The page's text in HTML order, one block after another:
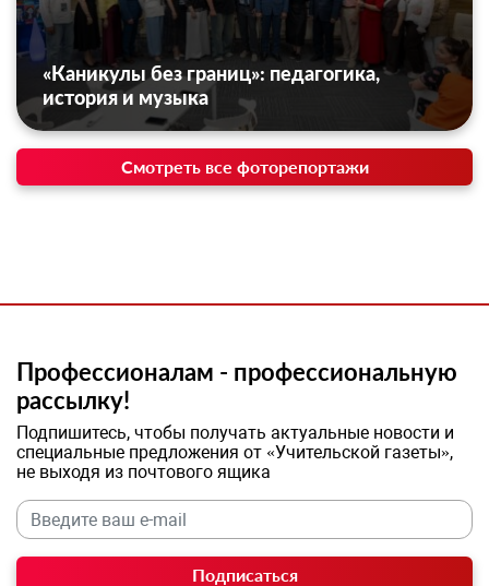
«Каникулы без границ»: педагогика,
история и музыка
Смотреть все фоторепортажи
Профессионалам - профессиональную
рассылку!
Подпишитесь, чтобы получать актуальные новости и
специальные предложения от «Учительской газеты»,
не выходя из почтового ящика
Подписаться